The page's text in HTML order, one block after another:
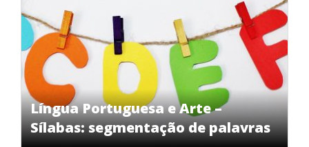
Língua Portuguesa e Arte –
Sílabas: segmentação de palavras